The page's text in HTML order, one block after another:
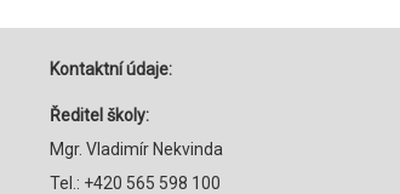
Kontaktní údaje:
Ředitel školy:
Mgr. Vladimír Nekvinda
Tel.: +420 565 598 100